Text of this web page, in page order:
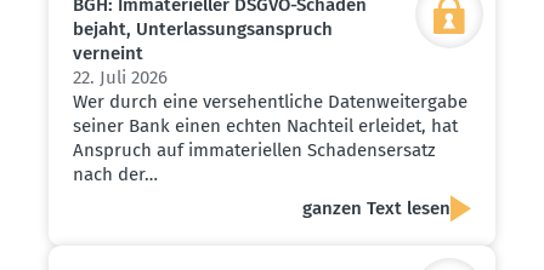
BGH: Immate­ri­eller DSGVO-Schaden
bejaht, Unter­las­sungs­an­spruch
verneint
22. Juli 2026
Wer durch eine versehentliche Datenweitergabe
seiner Bank einen echten Nachteil erleidet, hat
Anspruch auf immateriellen Schadensersatz
nach der…
ganzen Text lesen